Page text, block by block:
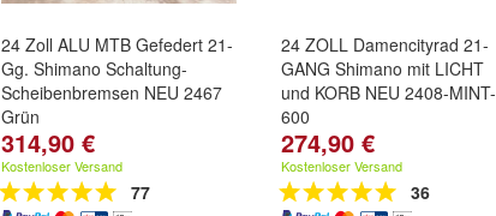
24 Zoll ALU MTB Gefedert 21-
Gg. Shimano Schaltung-
Scheibenbremsen NEU 2467
Grün
314,90 €
Kostenloser Versand
77
24 ZOLL Damencityrad 21-
GANG Shimano mit LICHT
und KORB NEU 2408-MINT-
600
274,90 €
Kostenloser Versand
36